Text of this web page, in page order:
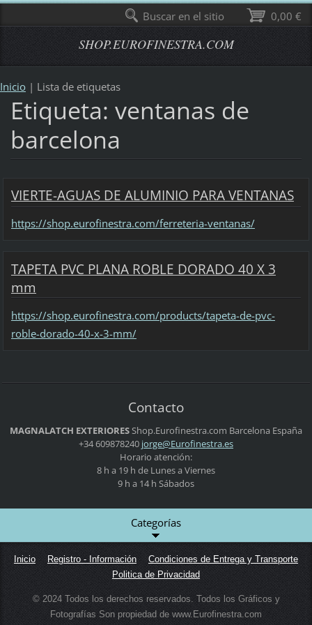
SHOP.EUROFINESTRA.COM
Inicio | Lista de etiquetas
Etiqueta: ventanas de
barcelona
VIERTE-AGUAS DE ALUMINIO PARA VENTANAS
https://shop.eurofinestra.com/ferreteria-ventanas/
TAPETA PVC PLANA ROBLE DORADO 40 X 3
mm
https://shop.eurofinestra.com/products/tapeta-de-pvc-
roble-dorado-40-x-3-mm/
Contacto
MAGNALATCH EXTERIORESShop.Eurofinestra.com Barcelona España
+34 609878240 jorge@Eurofinestra.es
Horario atención:
8 h a 19 h de Lunes a Viernes
9 h a 14 h Sábados
Categorías
Inicio Registro - Información
Condiciones de Entrega y Transporte
Politica de Privacidad
© 2024 Todos los derechos reservados. Todos los Gráficos y
Fotografías Son propiedad de www.Eurofinestra.com
0,00 €
Buscar en el sitio